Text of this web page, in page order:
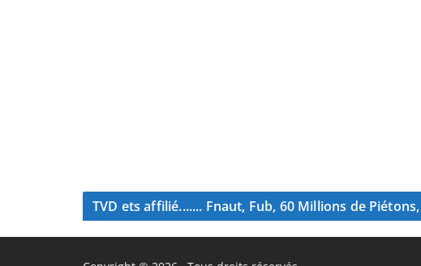
TVD ets affilié....... Fnaut, Fub, 60 Millions de